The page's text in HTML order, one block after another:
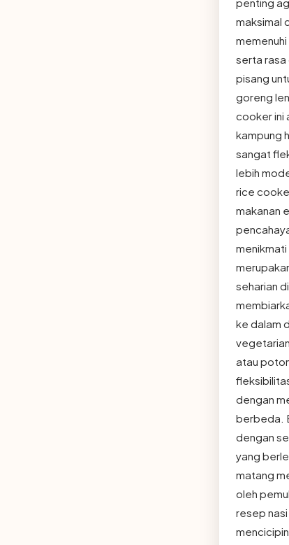
maksimal
memenuhi
serta rasa
pisang
goreng
cooker ini
kampung
sangat
lebih
rice
makanan
seharian
ke dalam
atau
dengan
berbeda.
dengan
yang
matang
oleh
resep